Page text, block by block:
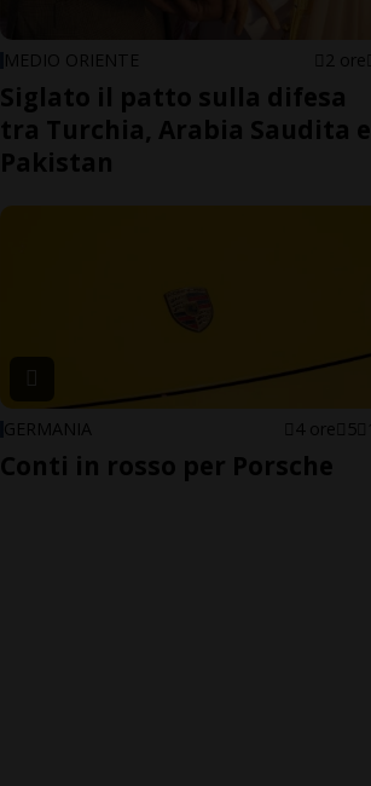
MEDIO ORIENTE 2 ore
Siglato il patto sulla difesa
tra Turchia, Arabia Saudita e
Pakistan
GERMANIA 4 ore 5
Conti in rosso per Porsche